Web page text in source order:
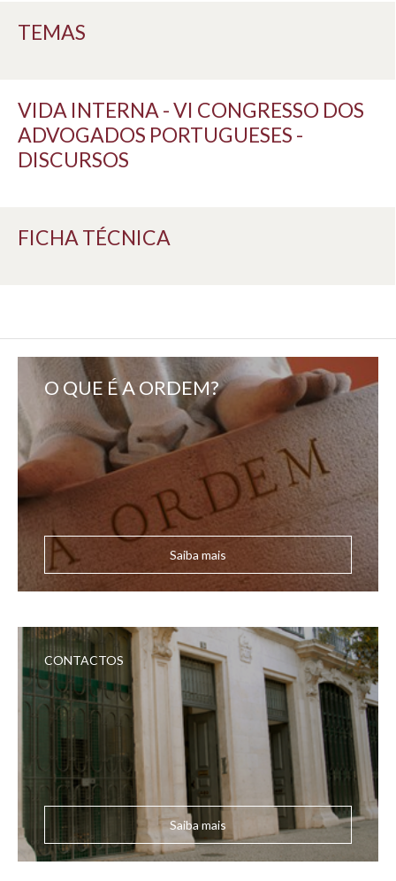
TEMAS
VIDA INTERNA - VI CONGRESSO DOS
ADVOGADOS PORTUGUESES -
DISCURSOS
FICHA TÉCNICA
O QUE É A ORDEM?
Saiba mais
CONTACTOS
Saiba mais